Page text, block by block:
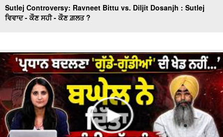
Sutlej Controversy: Ravneet Bittu vs. Diljit Dosanjh : Sutlej
ਵਿਵਾਦ - ਕੌਣ ਸਹੀ - ਕੌਣ ਗ਼ਲਤ ?